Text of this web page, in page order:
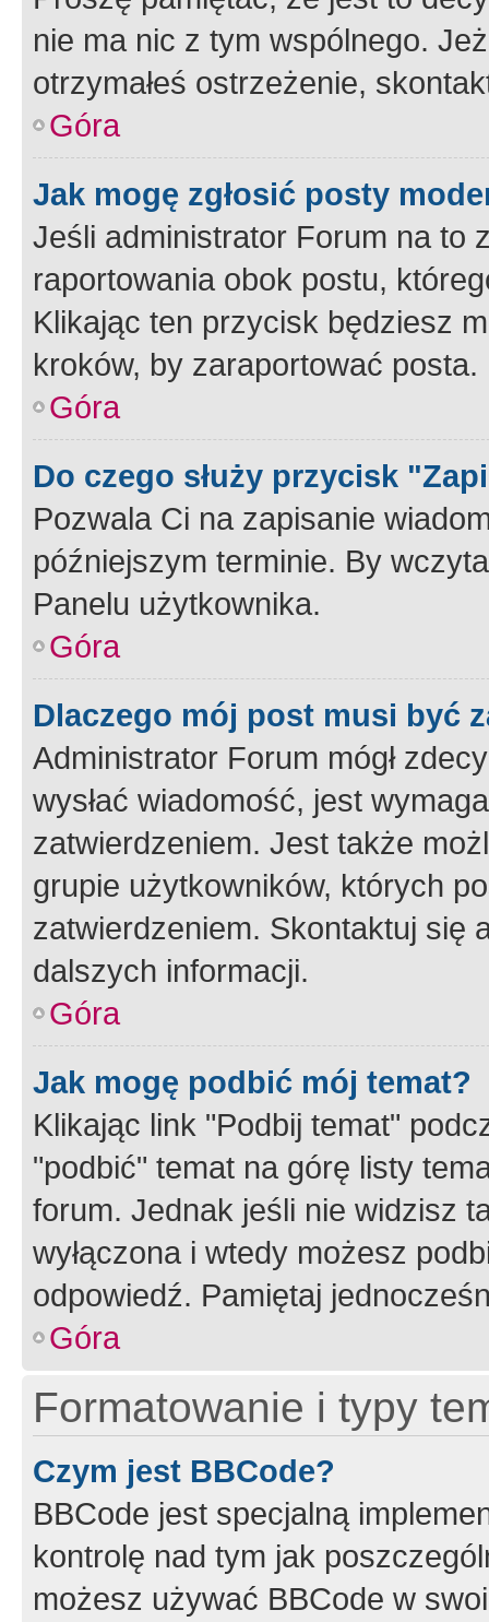
nie ma nic z tym wspólnego.
otrzymałeś ostrzeżenie,
Góra
Jak mogę zgłosić posty
Jeśli administrator Forum na to
raportowania obok postu,
Klikając ten przycisk będziesz
kroków, by zaraportować posta.
Góra
Do czego służy przycisk
Pozwala Ci na zapisanie
późniejszym terminie. By
Panelu użytkownika.
Góra
Dlaczego mój post musi być
Administrator Forum mógł
wysłać wiadomość, jest
zatwierdzeniem. Jest także
grupie użytkowników, których
zatwierdzeniem. Skontaktuj się
dalszych informacji.
Góra
Jak mogę podbić mój temat?
Klikając link "Podbij temat"
"podbić" temat na górę listy
forum. Jednak jeśli nie widzisz
wyłączona i wtedy możesz
odpowiedź. Pamiętaj
Góra
Formatowanie i typy
Czym jest BBCode?
BBCode jest specjalną
kontrolę nad tym jak
możesz używać BBCode w